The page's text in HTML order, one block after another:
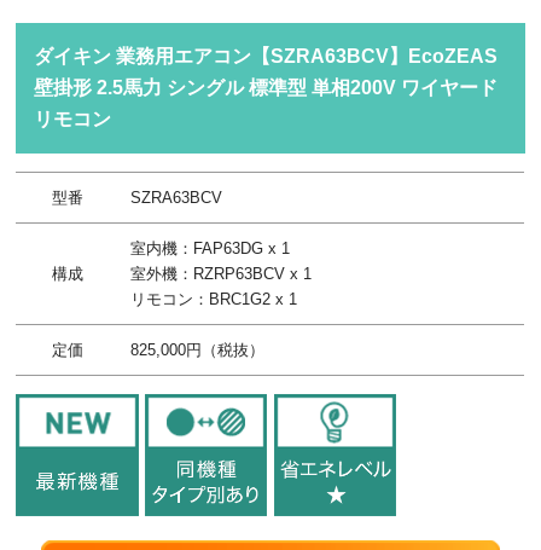
ダイキン 業務用エアコン【SZRA63BCV】EcoZEAS
壁掛形 2.5馬力 シングル 標準型 単相200V ワイヤード
リモコン
型番 SZRA63BCV
構成
室内機：FAP63DG x 1
室外機：RZRP63BCV x 1
リモコン：BRC1G2 x 1
定価 825,000円（税抜）